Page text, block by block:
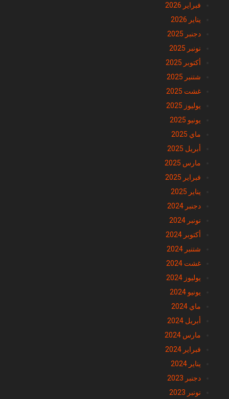
فبراير 2026
يناير 2026
دجنبر 2025
نونبر 2025
أكتوبر 2025
شتنبر 2025
غشت 2025
يوليوز 2025
يونيو 2025
ماي 2025
أبريل 2025
مارس 2025
فبراير 2025
يناير 2025
دجنبر 2024
نونبر 2024
أكتوبر 2024
شتنبر 2024
غشت 2024
يوليوز 2024
يونيو 2024
ماي 2024
أبريل 2024
مارس 2024
فبراير 2024
يناير 2024
دجنبر 2023
نونبر 2023